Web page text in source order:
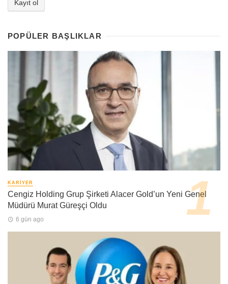
POPÜLER BAŞLIKLAR
KARIYER
Cengiz Holding Grup Şirketi Alacer Gold’un Yeni Genel
Müdürü Murat Güreşçi Oldu
6 gün ago